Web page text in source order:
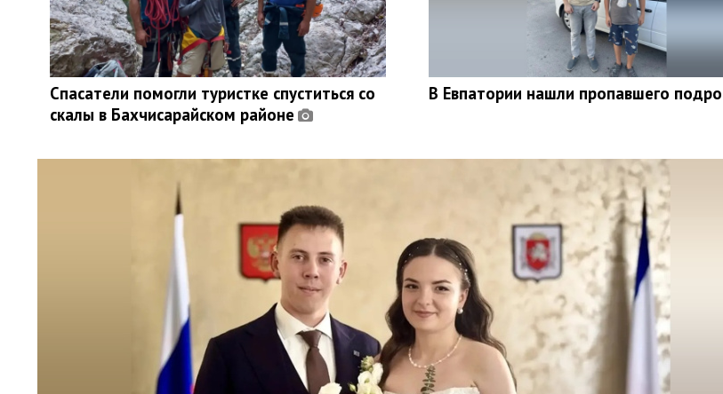
Спасатели помогли туристке спуститься со
скалы в Бахчисарайском районе
В Евпатории нашли пропавшего